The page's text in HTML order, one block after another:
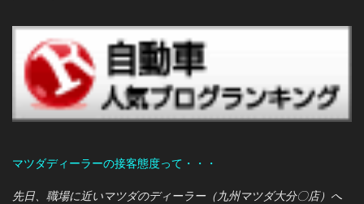
マツダディーラーの接客態度って・・・
先日、職場に近いマツダのディーラー（九州マツダ大分〇店）へ